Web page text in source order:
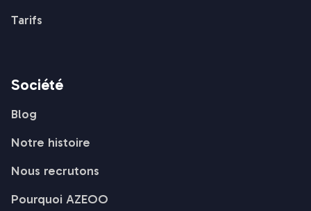
Tarifs
Société
Blog
Notre histoire
Nous recrutons
Pourquoi AZEOO